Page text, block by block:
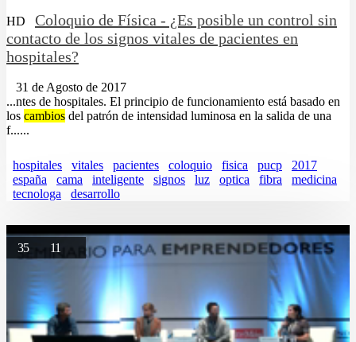
HD
Coloquio de Física - ¿Es posible un control sin
contacto de los signos vitales de pacientes en
hospitales?
31 de Agosto de 2017
...ntes de hospitales. El principio de funcionamiento está basado en
los cambios del patrón de intensidad luminosa en la salida de una
f......
hospitales vitales pacientes coloquio fisica pucp
2017
españa
cama inteligente signos luz optica fibra
medicina
tecnologa
desarrollo
35 11